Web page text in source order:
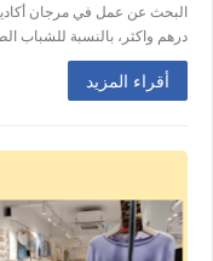
درهم واكثر، بالنسبة للشباب
أقراء المزيد